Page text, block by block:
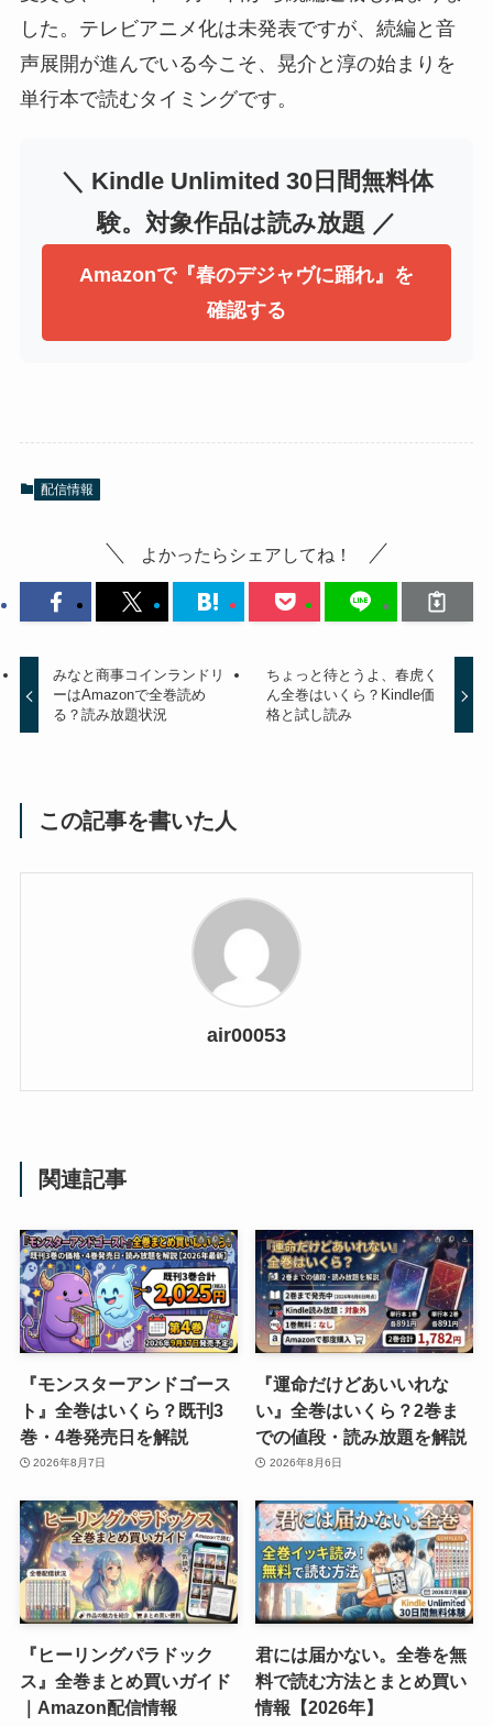
した。テレビアニメ化は未発表ですが、続編と音
声展開が進んでいる今こそ、晃介と淳の始まりを
単行本で読むタイミングです。
＼ Kindle Unlimited 30日間無料体
験。対象作品は読み放題 ／
Amazonで『春のデジャヴに踊れ』を
確認する
配信情報
よかったらシェアしてね！
みなと商事コインランドリ
ーはAmazonで全巻読め
る？読み放題状況
ちょっと待とうよ、春虎く
ん全巻はいくら？Kindle価
格と試し読み
この記事を書いた人
air00053
関連記事
『モンスターアンドゴース
ト』全巻はいくら？既刊3
巻・4巻発売日を解説
2026年8月7日
『運命だけどあいいれな
い』全巻はいくら？2巻ま
での値段・読み放題を解説
2026年8月6日
『ヒーリングパラドック
ス』全巻まとめ買いガイド
｜Amazon配信情報
君には届かない。全巻を無
料で読む方法とまとめ買い
情報【2026年】